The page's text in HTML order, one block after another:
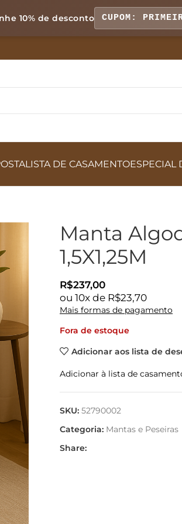
10% de desconto CUPOM:
LISTA DE CASAMENTOESPECIAL
Manta
1,5X1,25M
R$237,00
ou 10x de R$23,70
Mais formas de pagamento
Fora de estoque
Adicionar aos lista de
Adicionar à lista de
SKU: 52790002
Categoria: Mantas e Peseiras
Share: